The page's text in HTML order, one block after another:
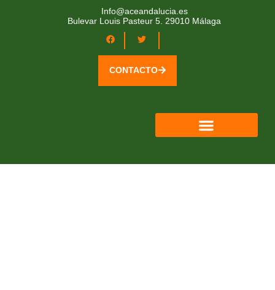
Info@aceandalucia.es
Bulevar Louis Pasteur 5. 29010 Málaga
CONTACTO